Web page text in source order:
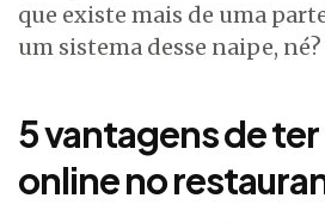
que existe mais de uma
um sistema desse naipe,
5 vantagens de
online no